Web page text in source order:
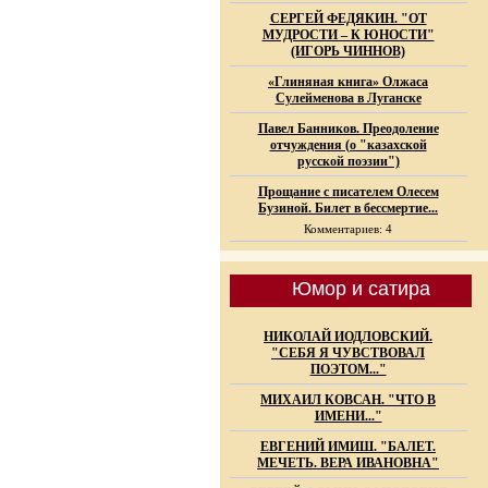
СЕРГЕЙ ФЕДЯКИН. "ОТ
МУДРОСТИ – К ЮНОСТИ"
(ИГОРЬ ЧИННОВ)
«Глиняная книга» Олжаса
Сулейменова в Луганске
Павел Банников. Преодоление
отчуждения (о "казахской
русской поэзии")
Прощание с писателем Олесем
Бузиной. Билет в бессмертие...
Комментариев: 4
Юмор и сатира
НИКОЛАЙ ИОДЛОВСКИЙ.
"СЕБЯ Я ЧУВСТВОВАЛ
ПОЭТОМ..."
МИХАИЛ КОВСАН. "ЧТО В
ИМЕНИ..."
ЕВГЕНИЙ ИМИШ. "БАЛЕТ.
МЕЧЕТЬ. ВЕРА ИВАНОВНА"